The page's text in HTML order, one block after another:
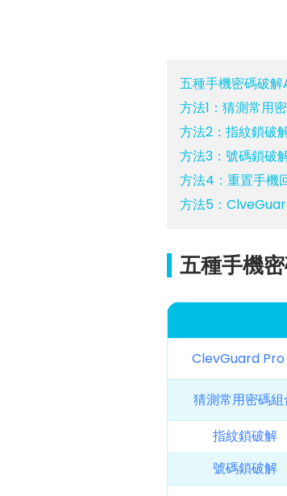
五種手機密碼破
方法1：猜測常用
方法2：指紋鎖破
方法3：號碼鎖破
方法4：重置手機
方法5：
五種手機
ClevGuard Pro
猜測常用密碼組
指紋鎖破解
號碼鎖破解